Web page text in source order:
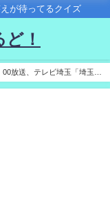
が待ってるクイズ
！
放送、テレビ埼玉「埼玉政
？